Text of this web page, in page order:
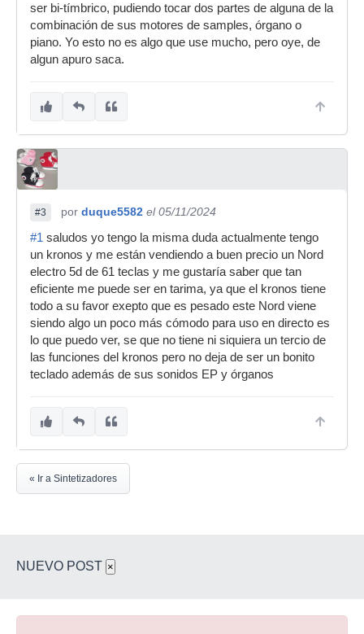
ser bi-tímbrico, pudiendo tocar dos partes de alguna de la
combinación de sus motores de samples, órgano o
piano. Yo esto no es algo que use mucho, pero oye, de
algun apuro saca.
#3 por duque5582 el 05/11/2024
#1 saludos yo tengo la misma duda actualmente tengo
un kronos y me están vendiendo a buen precio un Nord
electro 5d de 61 teclas y me gustaría saber que tan
eficiente me puede ser en tarima, ya que el kronos tiene
todo a su favor exepto que es pesado este Nord viene
siendo algo un poco más cómodo para uso en directo es
lo que puedo ver, se que no tiene ni siquiera un tercio de
las funciones del kronos pero no deja de ser un bonito
teclado además de sus sonidos EP y órganos
« Ir a Sintetizadores
NUEVO POST ×